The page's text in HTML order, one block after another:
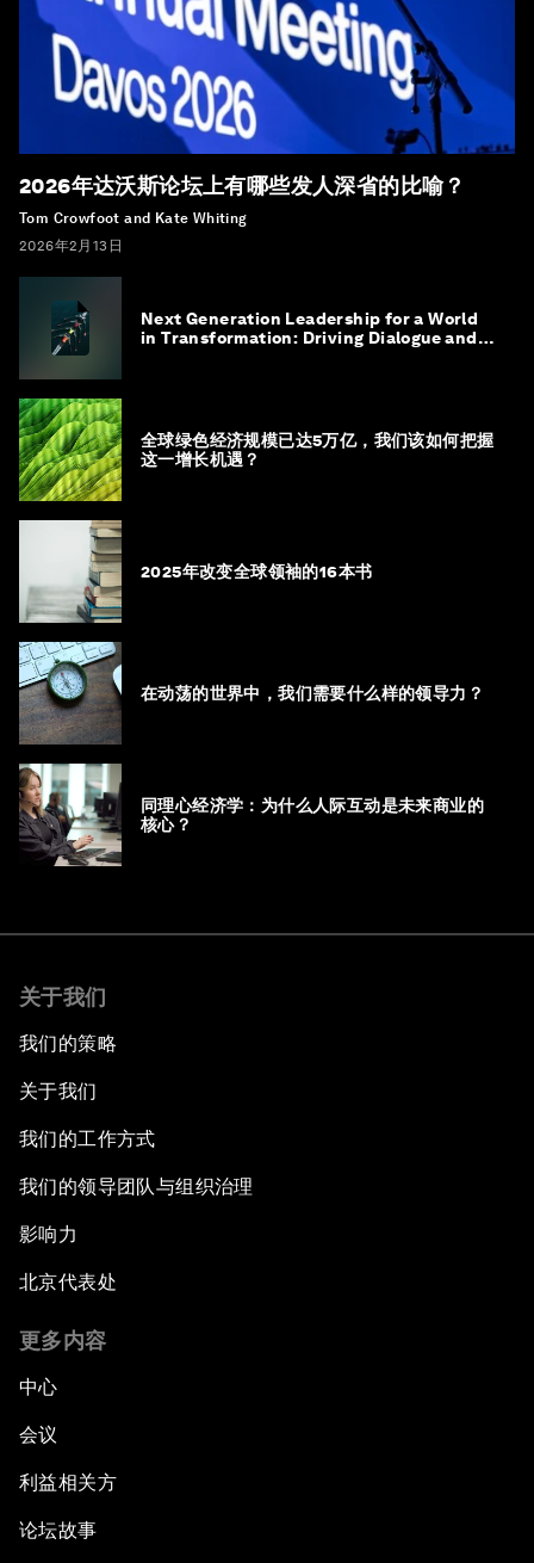
2026年达沃斯论坛上有哪些发人深省的比喻？
Tom Crowfoot and Kate Whiting
2026年2月13日
Next Generation Leadership for a World
in Transformation: Driving Dialogue and
全球绿色经济规模已达5万亿，我们该如何把握
这一增长机遇？
2025年改变全球领袖的16本书
在动荡的世界中，我们需要什么样的领导力？
同理心经济学：为什么人际互动是未来商业的
核心？
关于我们
我们的策略
关于我们
我们的工作方式
我们的领导团队与组织治理
影响力
北京代表处
更多内容
中心
会议
利益相关方
论坛故事